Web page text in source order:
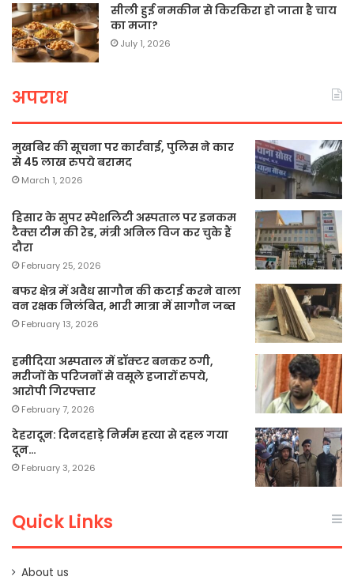
सीली हुई नमकीन से किरकिरा हो जाता है चाय
का मजा?
July 1, 2026
अपराध
मुखबिर की सूचना पर कार्रवाई, पुलिस ने कार
से 45 लाख रुपये बरामद
March 1, 2026
हिसार के सुपर स्पेशलिटी अस्पताल पर इनकम
टैक्स टीम की रेड, मंत्री अनिल विज कर चुके हैं
दौरा
February 25, 2026
बफर क्षेत्र में अवैध सागौन की कटाई करने वाला
वन रक्षक निलंबित, भारी मात्रा में सागौन जब्त
February 13, 2026
हमीदिया अस्पताल में डॉक्टर बनकर ठगी,
मरीजों के परिजनों से वसूले हजारों रुपये,
आरोपी गिरफ्तार
February 7, 2026
देहरादून: दिनदहाड़े निर्मम हत्या से दहल गया
दून…
February 3, 2026
Quick Links
About us